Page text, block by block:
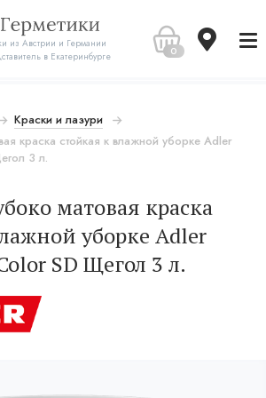
из Австрии и Германии
в Екатеринбурге
0
Краски и лазури
краска стойкая к влажной уборке Adler
3 л.
матовая краска
уборке Adler
SD Щегол 3 л.